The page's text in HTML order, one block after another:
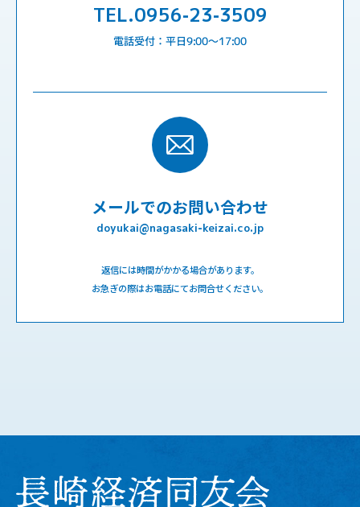
TEL.0956-23-3509
電話受付：平日9:00〜17:00
メールでのお問い合わせ
doyukai@nagasaki-keizai.co.jp
返信には時間がかかる場合があります。
お急ぎの際はお電話にてお問合せください。